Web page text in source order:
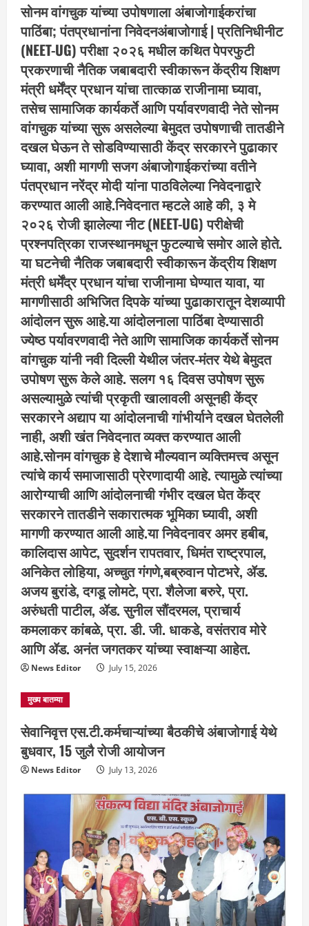
सोनम वांगचुक यांच्या उपोषणाला अंबाजोगाईकरांचा
पाठिंबा; पंतप्रधानांना निवेदनअंबाजोगाई | प्रतिनिधीनीट
(NEET-UG) परीक्षा २०२६ मधील कथित पेपरफुटी
प्रकरणाची नैतिक जबाबदारी स्वीकारून केंद्रीय शिक्षण
मंत्री धर्मेंद्र प्रधान यांचा तात्काळ राजीनामा घ्यावा,
तसेच सामाजिक कार्यकर्ते आणि पर्यावरणवादी नेते सोनम
वांगचुक यांच्या सुरू असलेल्या बेमुदत उपोषणाची तातडीने
दखल घेऊन ते सोडविण्यासाठी केंद्र सरकारने पुढाकार
घ्यावा, अशी मागणी सजग अंबाजोगाईकरांच्या वतीने
पंतप्रधान नरेंद्र मोदी यांना पाठविलेल्या निवेदनाद्वारे
करण्यात आली आहे.निवेदनात म्हटले आहे की, ३ मे
२०२६ रोजी झालेल्या नीट (NEET-UG) परीक्षेची
प्रश्नपत्रिका राजस्थानमधून फुटल्याचे समोर आले होते.
या घटनेची नैतिक जबाबदारी स्वीकारून केंद्रीय शिक्षण
मंत्री धर्मेंद्र प्रधान यांचा राजीनामा घेण्यात यावा, या
मागणीसाठी अभिजित दिपके यांच्या पुढाकारातून देशव्यापी
आंदोलन सुरू आहे.या आंदोलनाला पाठिंबा देण्यासाठी
ज्येष्ठ पर्यावरणवादी नेते आणि सामाजिक कार्यकर्ते सोनम
वांगचुक यांनी नवी दिल्ली येथील जंतर-मंतर येथे बेमुदत
उपोषण सुरू केले आहे. सलग १६ दिवस उपोषण सुरू
असल्यामुळे त्यांची प्रकृती खालावली असूनही केंद्र
सरकारने अद्याप या आंदोलनाची गांभीर्याने दखल घेतलेली
नाही, अशी खंत निवेदनात व्यक्त करण्यात आली
आहे.सोनम वांगचुक हे देशाचे मौल्यवान व्यक्तिमत्त्व असून
त्यांचे कार्य समाजासाठी प्रेरणादायी आहे. त्यामुळे त्यांच्या
आरोग्याची आणि आंदोलनाची गंभीर दखल घेत केंद्र
सरकारने तातडीने सकारात्मक भूमिका घ्यावी, अशी
मागणी करण्यात आली आहे.या निवेदनावर अमर हबीब,
कालिदास आपेट, सुदर्शन रापतवार, धिमंत राष्ट्रपाल,
अनिकेत लोहिया, अच्चुत गंगणे,बब्रुवान पोटभरे, ॲड.
अजय बुरांडे, दगडू लोमटे, प्रा. शैलेजा बरुरे, प्रा.
अरुंधती पाटील, ॲड. सुनील सौंदरमल, प्राचार्य
कमलाकर कांबळे, प्रा. डी. जी. धाकडे, वसंतराव मोरे
आणि ॲड. अनंत जगतकर यांच्या स्वाक्षऱ्या आहेत.
News Editor July 15, 2026
मुख्य बातम्या
सेवानिवृत्त एस.टी.कर्मचाऱ्यांच्या बैठकीचे अंबाजोगाई येथे
बुधवार, 15 जुलै रोजी आयोजन
News Editor July 13, 2026